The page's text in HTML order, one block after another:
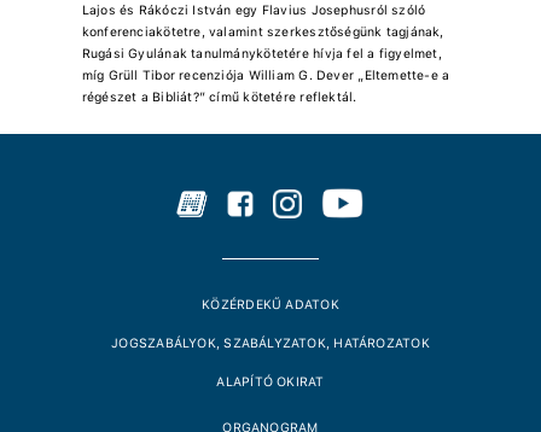
Lajos és Rákóczi István egy Flavius Josephusról szóló
konferenciakötetre, valamint szerkesztőségünk tagjának,
Rugási Gyulának tanulmánykötetére hívja fel a figyelmet,
míg Grüll Tibor recenziója William G. Dever „Eltemette-e a
régészet a Bibliát?” című kötetére reflektál.
KÖZÉRDEKŰ ADATOK
JOGSZABÁLYOK, SZABÁLYZATOK, HATÁROZATOK
ALAPÍTÓ OKIRAT
ORGANOGRAM